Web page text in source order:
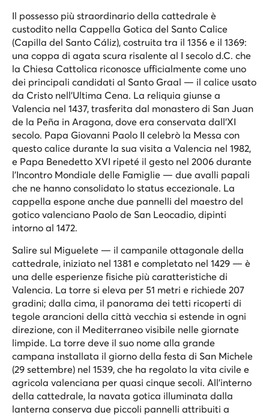
Il possesso più straordinario della cattedrale è
custodito nella Cappella Gotica del Santo Calice
(Capilla del Santo Cáliz), costruita tra il 1356 e il 1369:
una coppa di agata scura risalente al I secolo d.C. che
la Chiesa Cattolica riconosce ufficialmente come uno
dei principali candidati al Santo Graal — il calice usato
da Cristo nell'Ultima Cena. La reliquia giunse a
Valencia nel 1437, trasferita dal monastero di San Juan
de la Peña in Aragona, dove era conservata dall'XI
secolo. Papa Giovanni Paolo II celebrò la Messa con
questo calice durante la sua visita a Valencia nel 1982,
e Papa Benedetto XVI ripeté il gesto nel 2006 durante
l'Incontro Mondiale delle Famiglie — due avalli papali
che ne hanno consolidato lo status eccezionale. La
cappella espone anche due pannelli del maestro del
gotico valenciano Paolo de San Leocadio, dipinti
intorno al 1472.
Salire sul Miguelete — il campanile ottagonale della
cattedrale, iniziato nel 1381 e completato nel 1429 — è
una delle esperienze fisiche più caratteristiche di
Valencia. La torre si eleva per 51 metri e richiede 207
gradini; dalla cima, il panorama dei tetti ricoperti di
tegole arancioni della città vecchia si estende in ogni
direzione, con il Mediterraneo visibile nelle giornate
limpide. La torre deve il suo nome alla grande
campana installata il giorno della festa di San Michele
(29 settembre) nel 1539, che ha regolato la vita civile e
agricola valenciana per quasi cinque secoli. All'interno
della cattedrale, la navata gotica illuminata dalla
lanterna conserva due piccoli pannelli attribuiti a